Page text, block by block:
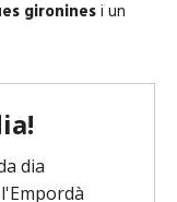
gironinesi un